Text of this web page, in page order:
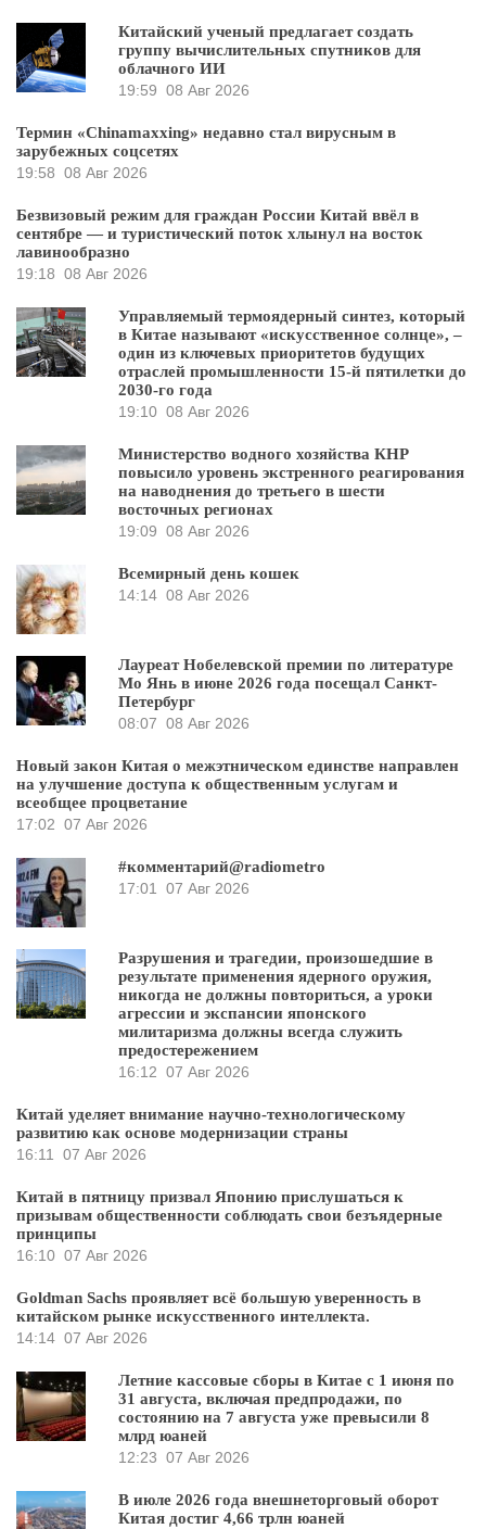
Китайский ученый предлагает создать
группу вычислительных спутников для
облачного ИИ
19:59 08 Авг 2026
Термин «Chinamaxxing» недавно стал вирусным в
зарубежных соцсетях
19:58 08 Авг 2026
Безвизовый режим для граждан России Китай ввёл в
сентябре — и туристический поток хлынул на восток
лавинообразно
19:18 08 Авг 2026
Управляемый термоядерный синтез, который
в Китае называют «искусственное солнце», –
один из ключевых приоритетов будущих
отраслей промышленности 15-й пятилетки до
2030-го года
19:10 08 Авг 2026
Министерство водного хозяйства КНР
повысило уровень экстренного реагирования
на наводнения до третьего в шести
восточных регионах
19:09 08 Авг 2026
Всемирный день кошек
14:14 08 Авг 2026
Лауреат Нобелевской премии по литературе
Мо Янь в июне 2026 года посещал Санкт-
Петербург
08:07 08 Авг 2026
Новый закон Китая о межэтническом единстве направлен
на улучшение доступа к общественным услугам и
всеобщее процветание
17:02 07 Авг 2026
#комментарий@radiometro
17:01 07 Авг 2026
Разрушения и трагедии, произошедшие в
результате применения ядерного оружия,
никогда не должны повториться, а уроки
агрессии и экспансии японского
милитаризма должны всегда служить
предостережением
16:12 07 Авг 2026
Китай уделяет внимание научно-технологическому
развитию как основе модернизации страны
16:11 07 Авг 2026
Китай в пятницу призвал Японию прислушаться к
призывам общественности соблюдать свои безъядерные
принципы
16:10 07 Авг 2026
Goldman Sachs проявляет всё большую уверенность в
китайском рынке искусственного интеллекта.
14:14 07 Авг 2026
Летние кассовые сборы в Китае с 1 июня по
31 августа, включая предпродажи, по
состоянию на 7 августа уже превысили 8
млрд юаней
12:23 07 Авг 2026
В июле 2026 года внешнеторговый оборот
Китая достиг 4,66 трлн юаней